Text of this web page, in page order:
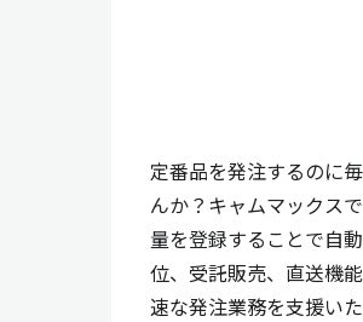
定番品を発注するのに
んか？キャムマックス
量を登録することで自
位、受託販売、直送機
速な発注業務を支援いた